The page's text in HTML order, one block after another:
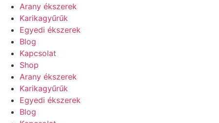
Arany ékszerek
Karikagyűrűk
Egyedi ékszerek
Blog
Kapcsolat
Shop
Arany ékszerek
Karikagyűrűk
Egyedi ékszerek
Blog